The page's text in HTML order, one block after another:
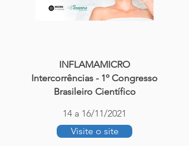
INFLAMAMICRO
Intercorrências - 1º Congresso
Brasileiro Científico
14 a 16/11/2021
Visite o site